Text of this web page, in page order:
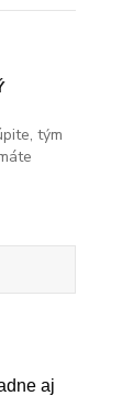
tým
aj